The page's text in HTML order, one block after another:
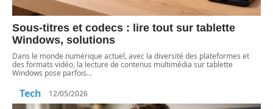
Sous-titres et codecs : lire tout sur tablette
Windows, solutions
Dans le monde numérique actuel, avec la diversité des plateformes et
des formats vidéo, la lecture de contenus multimédia sur tablette
Windows pose parfois…
Tech 12/05/2026